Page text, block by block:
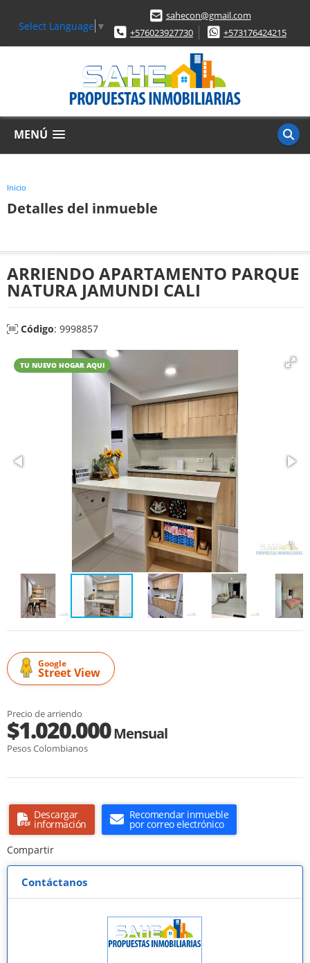
Select Language ▼
sahecon@gmail.com
+576023927730
+573176424215
MENÚ
Inicio
Detalles del inmueble
ARRIENDO APARTAMENTO PARQUE
NATURA JAMUNDI CALI
Código: 9998857
TU NUEVO HOGAR AQUI
Google
Street View
Precio de arriendo
$1.020.000Mensual
Pesos Colombianos
Descargar
información
Recomendar inmueble
por correo electrónico
Compartir
Contáctanos